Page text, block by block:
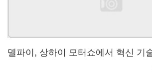
델파이, 상하이 모터쇼에서 혁신 기